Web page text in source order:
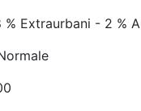
% Extraurbani - 2 %